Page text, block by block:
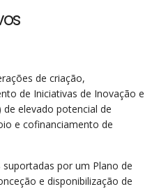
de criação,
de Iniciativas de Inovação e
de elevado potencial de
e cofinanciamento de
por um Plano de
e disponibilização de